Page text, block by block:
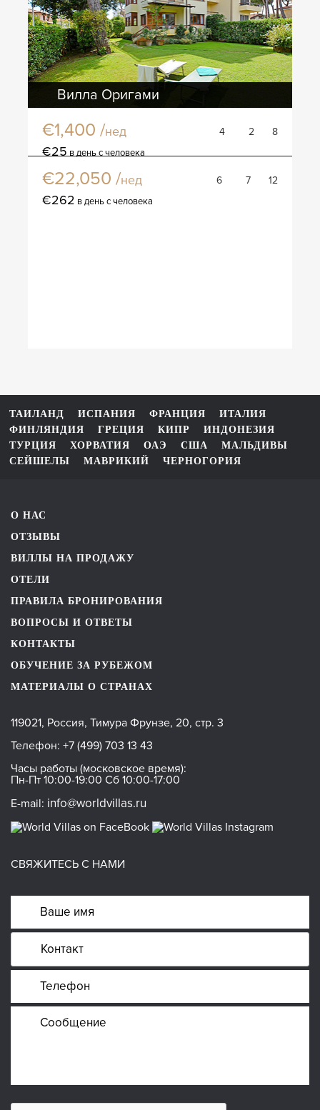
Вилла Оригами
€1,400 /нед 4 2 8
€25 в день с человека
Вилла Крокиера
€22,050 /нед 6 7 12
€262 в день с человека
ТАИЛАНД ИСПАНИЯ ФРАНЦИЯ
ИТАЛИЯ
ФИНЛЯНДИЯ
ГРЕЦИЯ КИПР
ИНДОНЕЗИЯ
ТУРЦИЯ
ХОРВАТИЯ ОАЭ США
МАЛЬДИВЫ
СЕЙШЕЛЫ
МАВРИКИЙ ЧЕРНОГОРИЯ
О НАС
ОТЗЫВЫ
ВИЛЛЫ НА ПРОДАЖУ
ОТЕЛИ
ПРАВИЛА БРОНИРОВАНИЯ
ВОПРОСЫ И ОТВЕТЫ
КОНТАКТЫ
ОБУЧЕНИЕ ЗА РУБЕЖОМ
МАТЕРИАЛЫ О СТРАНАХ
119021, Россия, Тимура Фрунзе, 20, стр. 3
Телефон: +7 (499) 703 13 43
Часы работы (московское время):
Пн-Пт 10:00-19:00 Сб 10:00-17:00
E-mail: info@worldvillas.ru
СВЯЖИТЕСЬ С НАМИ